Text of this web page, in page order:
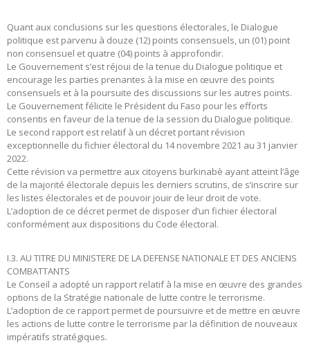
Quant aux conclusions sur les questions électorales, le Dialogue
politique est parvenu à douze (12) points consensuels, un (01) point
non consensuel et quatre (04) points à approfondir.
Le Gouvernement s’est réjoui de la tenue du Dialogue politique et
encourage les parties prenantes à la mise en œuvre des points
consensuels et à la poursuite des discussions sur les autres points.
Le Gouvernement félicite le Président du Faso pour les efforts
consentis en faveur de la tenue de la session du Dialogue politique.
Le second rapport est relatif à un décret portant révision
exceptionnelle du fichier électoral du 14 novembre 2021 au 31 janvier
2022.
Cette révision va permettre aux citoyens burkinabè ayant atteint l’âge
de la majorité électorale depuis les derniers scrutins, de s’inscrire sur
les listes électorales et de pouvoir jouir de leur droit de vote.
L’adoption de ce décret permet de disposer d’un fichier électoral
conformément aux dispositions du Code électoral.
I.3. AU TITRE DU MINISTERE DE LA DEFENSE NATIONALE ET DES ANCIENS
COMBATTANTS
Le Conseil a adopté un rapport relatif à la mise en œuvre des grandes
options de la Stratégie nationale de lutte contre le terrorisme.
L’adoption de ce rapport permet de poursuivre et de mettre en œuvre
les actions de lutte contre le terrorisme par la définition de nouveaux
impératifs stratégiques.